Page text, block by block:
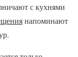
с кухнями
напоминают